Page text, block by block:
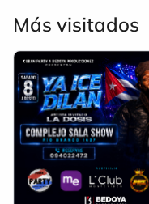
Más visitados